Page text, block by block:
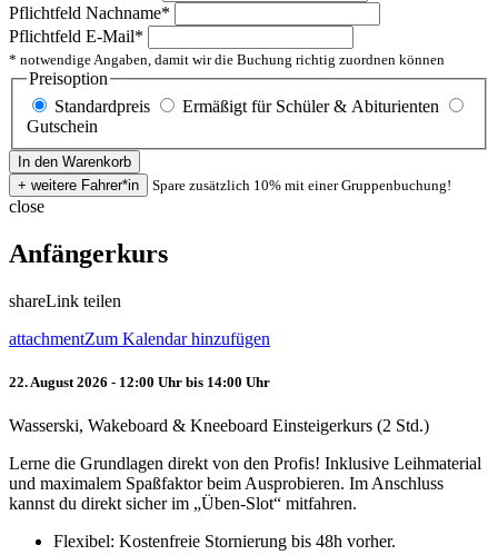
Pflichtfeld Nachname*
Pflichtfeld E-Mail*
* notwendige Angaben, damit wir die Buchung richtig zuordnen können
Preisoption
Standardpreis
Ermäßigt für Schüler & Abiturienten
Gutschein
Spare zusätzlich 10% mit einer Gruppenbuchung!
close
Anfängerkurs
shareLink teilen
attachmentZum Kalendar hinzufügen
22. August 2026 - 12:00 Uhr bis 14:00 Uhr
Wasserski, Wakeboard & Kneeboard Einsteigerkurs (2 Std.)
Lerne die Grundlagen direkt von den Profis! Inklusive Leihmaterial
und maximalem Spaßfaktor beim Ausprobieren. Im Anschluss
kannst du direkt sicher im „Üben-Slot“ mitfahren.
Flexibel: Kostenfreie Stornierung bis 48h vorher.